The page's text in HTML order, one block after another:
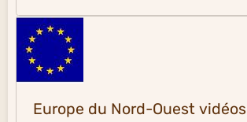
Europe du Nord-Ouest vidéos